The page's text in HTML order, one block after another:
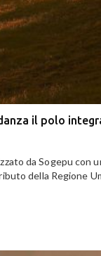
il polo
da Sogepu con
della Regione